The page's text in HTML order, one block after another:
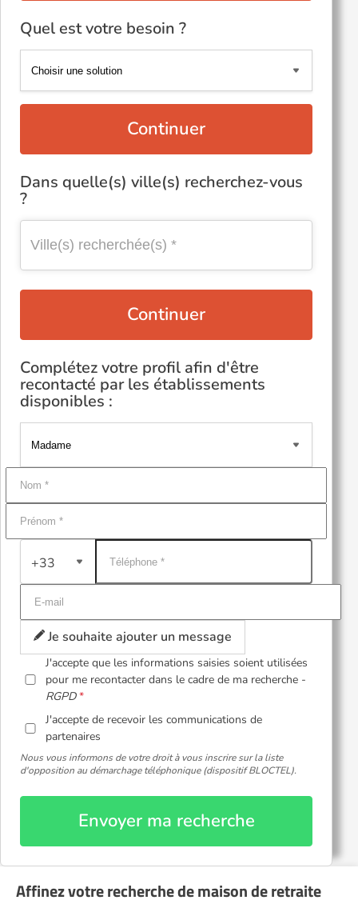
Quel est votre besoin ?
Continuer
Dans quelle(s) ville(s) recherchez-vous
?
Continuer
Complétez votre profil afin d'être
recontacté par les établissements
disponibles :
+33
Je souhaite ajouter un message
J'accepte que les informations saisies soient utilisées
pour me recontacter dans le cadre de ma recherche -
RGPD
J'accepte de recevoir les communications de
partenaires
Nous vous informons de votre droit à vous inscrire sur la liste
d'opposition au démarchage téléphonique (dispositif BLOCTEL).
Envoyer ma recherche
Affinez votre recherche de maison de retraite